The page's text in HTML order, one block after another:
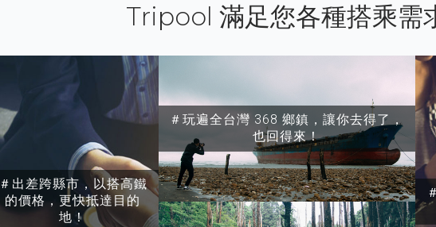
Tripool 滿足您各種搭乘需
＃出差跨縣市，以搭高鐵
的價格，更快抵達目的
地！
＃玩遍全台灣 368 鄉鎮，讓你去得了，
也回得來！